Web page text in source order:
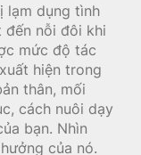
lạm dụng tình
đến nỗi đôi khi
mức độ tác
hiện trong
thân, mối
cách nuôi dạy
bạn. Nhìn
của nó.